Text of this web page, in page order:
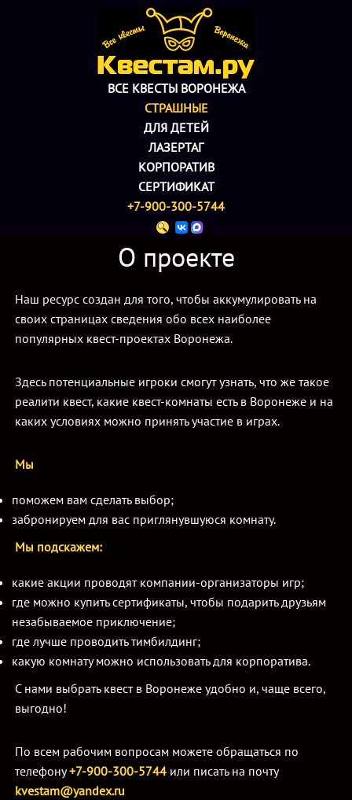
ВСЕ КВЕСТЫ ВОРОНЕЖА
СТРАШНЫЕ
ДЛЯ ДЕТЕЙ
ЛАЗЕРТАГ
КОРПОРАТИВ
СЕРТИФИКАТ
+7-900-300-5744
О проекте
Наш ресурс создан для того, чтобы аккумулировать на
своих страницах сведения обо всех наиболее
популярных квест-проектах Воронежа.
Здесь потенциальные игроки смогут узнать, что же такое
реалити квест, какие квест-комнаты есть в Воронеже и на
каких условиях можно принять участие в играх.
Мы
поможем вам сделать выбор;
забронируем для вас приглянувшуюся комнату.
Мы подскажем:
какие акции проводят компании-организаторы игр;
где можно купить сертификаты, чтобы подарить друзьям
незабываемое приключение;
где лучше проводить тимбилдинг;
какую комнату можно использовать для корпоратива.
С нами выбрать квест в Воронеже удобно и, чаще всего,
выгодно!
По всем рабочим вопросам можете обращаться по
телефону+7-900-300-5744 или писать на почту
kvestam@yandex.ru